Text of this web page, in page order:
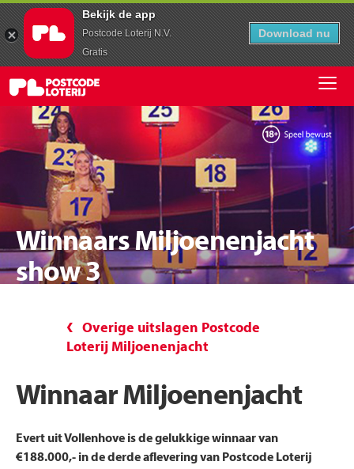
Bekijk de app
Postcode Loterij N.V.
Gratis
Download nu
Winnaars Miljoenenjacht
show 3
Overige uitslagen Postcode
Loterij Miljoenenjacht
Winnaar Miljoenenjacht
Evert uit Vollenhove is de gelukkige winnaar van
€188.000,- in de derde aflevering van Postcode Loterij